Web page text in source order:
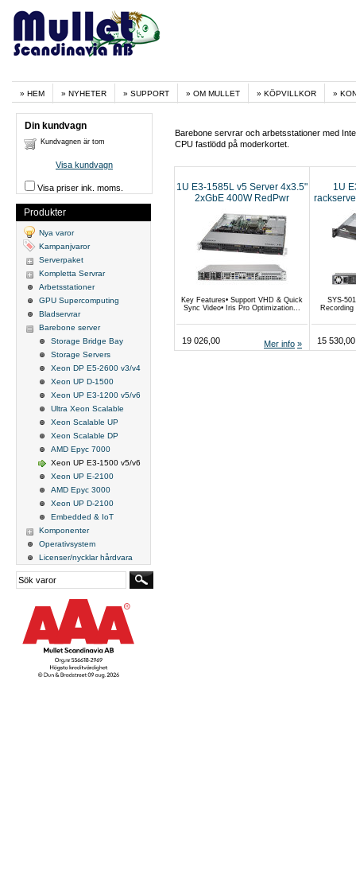
HEM NYHETER SUPPORT OM MULLET KÖPVILLKOR
Barebone servrar och arbetsstationer med
CPU fastlödd på moderkortet.
1U E3-1585L v5 Server 4x3.5"
2xGbE 400W RedPwr
Key Features• Support VHD & Quick
Sync Video• Iris Pro Optimization...
19 026,00 Mer info
1U
SYS-
15 530,00
Din kundvagn
Kundvagnen är tom
Visa kundvagn
Visa priser ink. moms.
Produkter
Nya varor
Kampanjvaror
Serverpaket
Kompletta Servrar
Arbetsstationer
GPU Supercomputing
Bladservrar
Barebone server
Storage Bridge Bay
Storage Servers
Xeon DP E5-2600 v3/v4
Xeon UP D-1500
Xeon UP E3-1200 v5/v6
Ultra Xeon Scalable
Xeon Scalable UP
Xeon Scalable DP
AMD Epyc 7000
Xeon UP E3-1500 v5/v6
Xeon UP E-2100
AMD Epyc 3000
Xeon UP D-2100
Embedded & IoT
Komponenter
Operativsystem
Licenser/nycklar hårdvara